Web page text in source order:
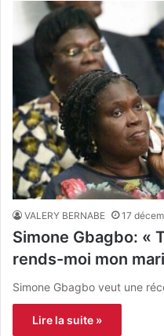
VALERY BERNABE 17
Simone Gbagbo: «
rends-moi mon
Simone Gbagbo veut une
Lire la suite »